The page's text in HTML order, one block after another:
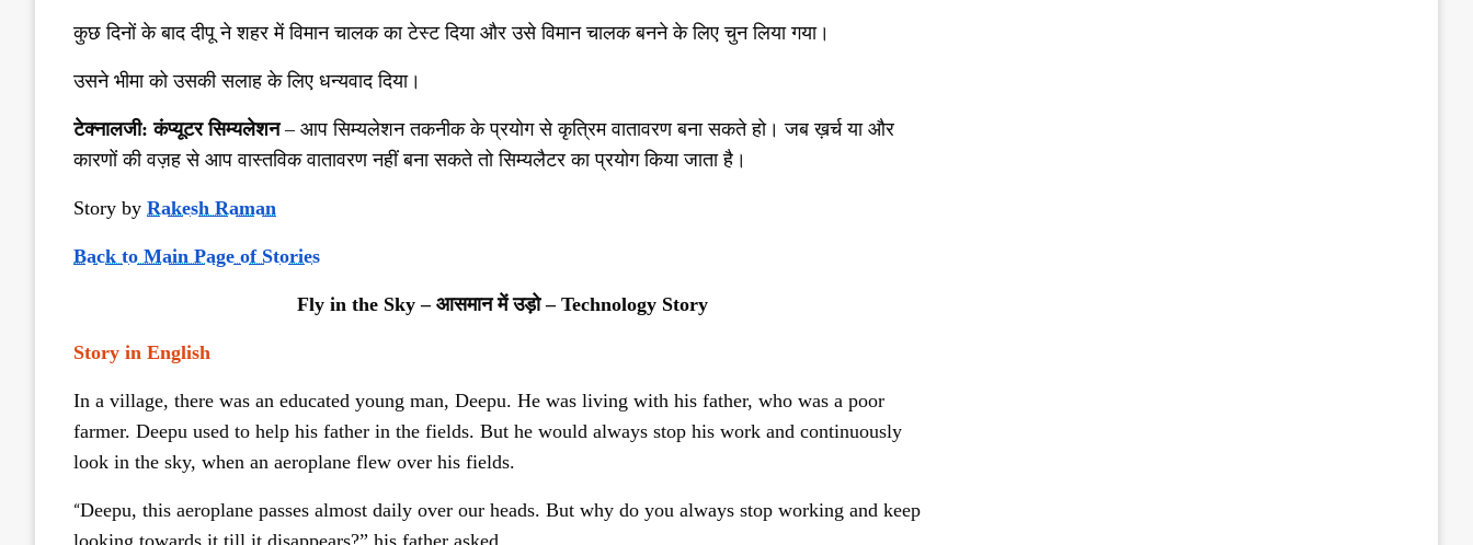
कुछ दिनों के बाद दीपू ने शहर में विमान चालक का टेस्ट दिया और उसे विमान चालक बनने के लिए चुन लिया गया।
उसने भीमा को उसकी सलाह के लिए धन्यवाद दिया।
टेक्नालजी:कंप्यूटर सिम्यलेशन– आप सिम्यलेशन तकनीक के प्रयोग से कृत्रिम वातावरण बना सकते हो। जब ख़र्च या और
कारणों की वज़ह से आप वास्तविक वातावरण नहीं बना सकते तो सिम्यलैटर का प्रयोग किया जाता है।
Story by Rakesh Raman
Back to Main Page of Stories
Fly in the Sky –आसमान में उड़ो– Technology Story
Story in English
In a village, there was an educated young man, Deepu. He was living with his father, who was a poor
farmer. Deepu used to help his father in the fields. But he would always stop his work and continuously
look in the sky, when an aeroplane flew over his fields.
“Deepu, this aeroplane passes almost daily over our heads. But why do you always stop working and keep